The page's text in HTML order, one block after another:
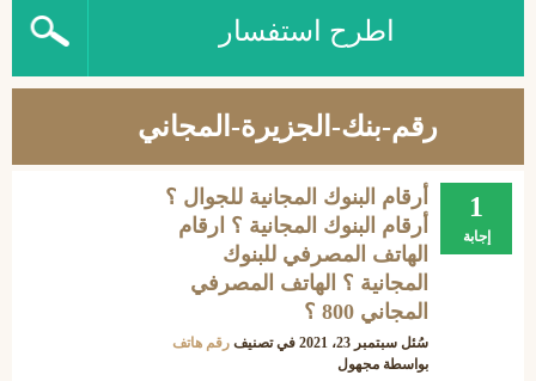
اطرح استفسار
رقم-بنك-الجزيرة-المجاني
1
إجابة
أرقام البنوك المجانية للجوال ؟
أرقام البنوك المجانية ؟ ارقام
الهاتف المصرفي للبنوك
المجانية ؟ الهاتف المصرفي
المجاني 800 ؟
سُئل سبتمبر 23، 2021 في تصنيف رقم هاتف
بواسطة مجهول